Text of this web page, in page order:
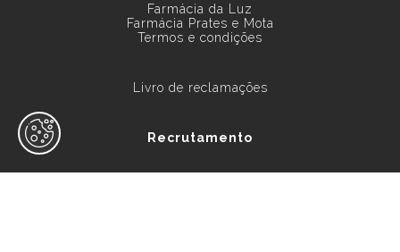
Farmácia da Luz
Farmácia Prates e Mota
Termos e condições
Livro de reclamações
Recrutamento